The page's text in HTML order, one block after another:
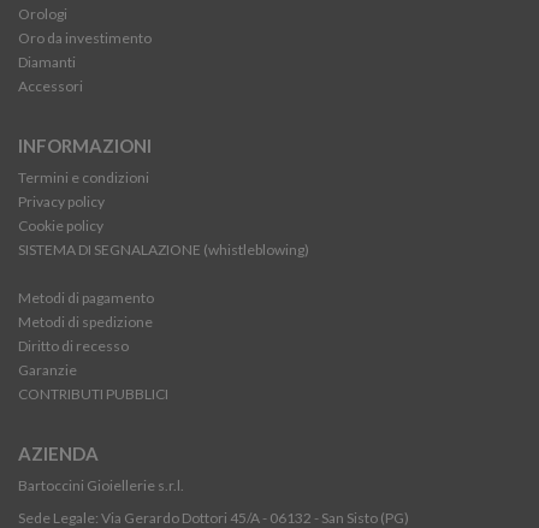
Orologi
Oro da investimento
Diamanti
Accessori
INFORMAZIONI
Termini e condizioni
Privacy policy
Cookie policy
SISTEMA DI SEGNALAZIONE (whistleblowing)
Metodi di pagamento
Metodi di spedizione
Diritto di recesso
Garanzie
CONTRIBUTI PUBBLICI
AZIENDA
Bartoccini Gioiellerie s.r.l.
Sede Legale: Via Gerardo Dottori 45/A - 06132 - San Sisto (PG)